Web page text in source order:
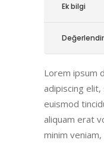
Ek bilgi
Lorem ipsum
adipiscing elit,
euismod
aliquam erat
minim